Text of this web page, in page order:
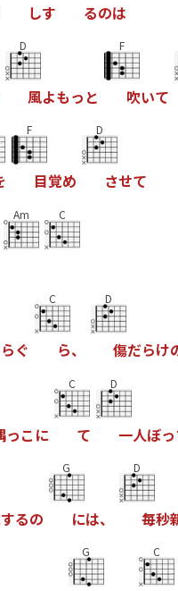
しす るのは
D
風よもっ と
F
吹いて
F
目覚め
D
させて
Am C
らぐ
C
ら、
D
傷だらけ
っこ に
C
て
D
一人ぼっ
するの
G
には、
D
毎秒
G C